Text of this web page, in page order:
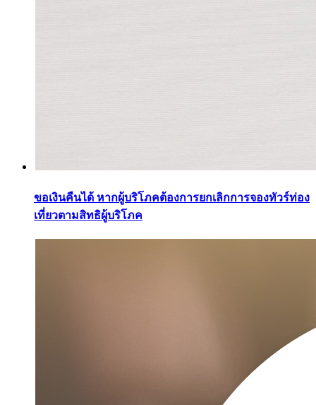
ขอเงินคืนได้ หากผู้บริโภคต้องการยกเลิกการจองทัวร์ท่อง
เที่ยวตามสิทธิผู้บริโภค